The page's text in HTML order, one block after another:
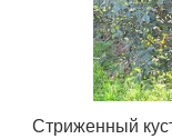
Стриженный